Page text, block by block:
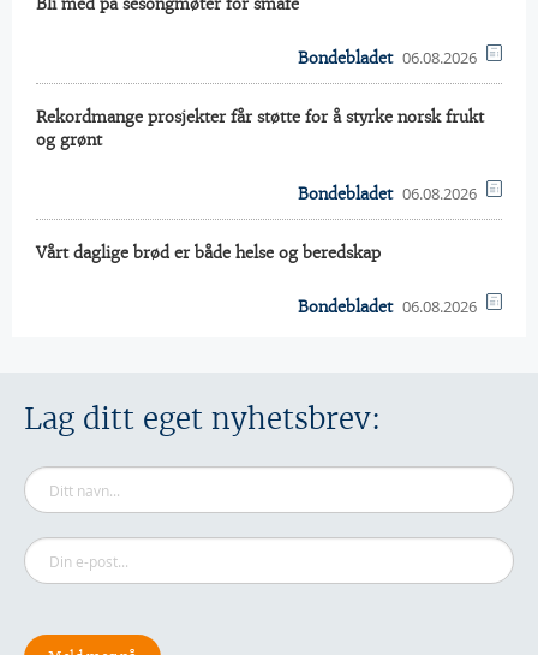
Bli med på sesongmøter for småfe
Bondebladet 06.08.2026
Rekordmange prosjekter får støtte for å styrke norsk frukt
og grønt
Bondebladet 06.08.2026
Vårt daglige brød er både helse og beredskap
Bondebladet 06.08.2026
Lag ditt eget nyhetsbrev: